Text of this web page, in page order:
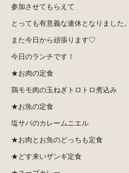
参加させてもらえて
とっても有意義な連休となりました。
また今日から頑張ります♡
今日のランチです！
★お肉の定食
鶏モモ肉の玉ねぎトロトロ煮込み
★お魚の定食
塩サバのカレームニエル
★お肉とお魚のどっちも定食
★どす来いザンギ定食